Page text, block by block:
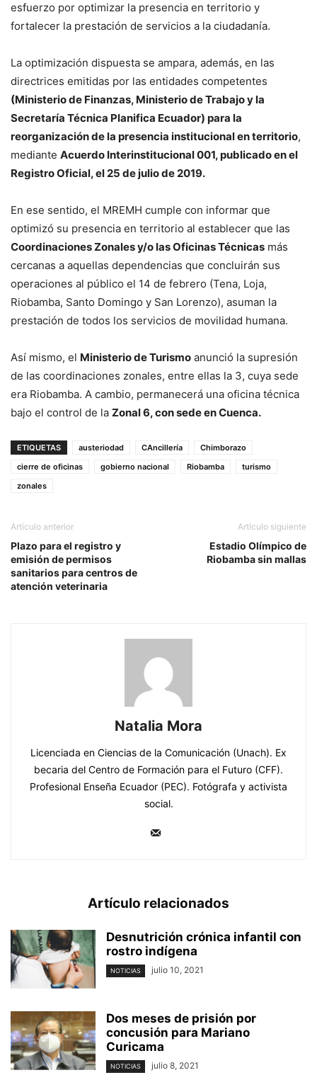
esfuerzo por optimizar la presencia en territorio y
fortalecer la prestación de servicios a la ciudadanía.
La optimización dispuesta se ampara, además, en las
directrices emitidas por las entidades competentes
(Ministerio de Finanzas, Ministerio de Trabajo y la
Secretaría Técnica Planifica Ecuador) para la
reorganización de la presencia institucional en territorio,
mediante Acuerdo Interinstitucional 001, publicado en el
Registro Oficial, el 25 de julio de 2019.
En ese sentido, el MREMH cumple con informar que
optimizó su presencia en territorio al establecer que las
Coordinaciones Zonales y/o las Oficinas Técnicas más
cercanas a aquellas dependencias que concluirán sus
operaciones al público el 14 de febrero (Tena, Loja,
Riobamba, Santo Domingo y San Lorenzo), asuman la
prestación de todos los servicios de movilidad humana.
Así mismo, el Ministerio de Turismo anunció la supresión
de las coordinaciones zonales, entre ellas la 3, cuya sede
era Riobamba. A cambio, permanecerá una oficina técnica
bajo el control de la Zonal 6, con sede en Cuenca.
ETIQUETAS austeriodad CAncillería
Chimborazo
cierre de oficinas
gobierno nacional Riobamba
turismo
zonales
Artículo anterior
Plazo para el registro y
emisión de permisos
sanitarios para centros de
atención veterinaria
Artículo siguiente
Estadio Olímpico de
Riobamba sin mallas
Natalia Mora
Licenciada en Ciencias de la Comunicación (Unach). Ex
becaria del Centro de Formación para el Futuro (CFF).
Profesional Enseña Ecuador (PEC). Fotógrafa y activista
social.
Artículo relacionados
Desnutrición crónica infantil con
rostro indígena
NOTICIAS julio 10, 2021
Dos meses de prisión por
concusión para Mariano
Curicama
NOTICIAS julio 8, 2021